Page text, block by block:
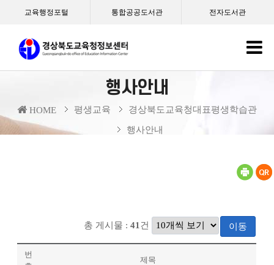
교육행정포털 통합공공도서관 전자도서관
행사안내
HOME 평생교육 경상북도교육청대표평생학습관
행사안내
총 게시물 : 41 건 이동
번
제목